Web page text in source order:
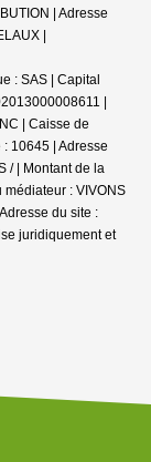
| Adresse
|
: SAS | Capital
|
| Caisse de
10645 | Adresse
/ | Montant de la
: VIVONS
du site :
juridiquement et